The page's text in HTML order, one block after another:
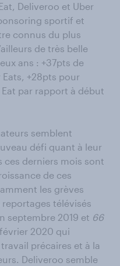
Deliveroo et Uber
sportif et
connus du plus
de très belle
ans : +37pts de
+28pts pour
par rapport à début
semblent
défi quant à leur
ces derniers mois sont
de ces
les grèves
télévisés
septembre 2019 et 66
2020 qui
précaires et à la
Deliveroo semble